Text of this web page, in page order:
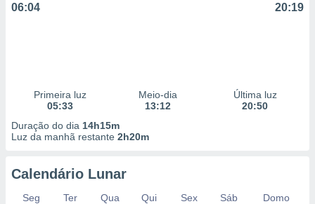
06:04 20:19
Primeira luz
05:33
Meio-dia
13:12
Última luz
20:50
Duração do dia 14h15m
Luz da manhã restante 2h20m
Calendário Lunar
Seg Ter Qua Qui Sex Sáb
Domo